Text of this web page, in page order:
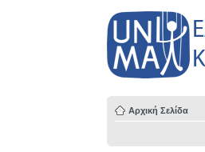
Αρχική Σελίδα